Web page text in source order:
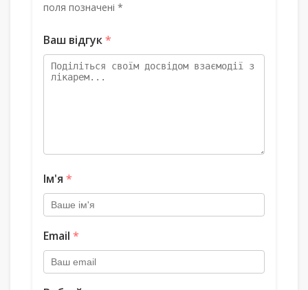
поля позначені *
Ваш відгук*
Ім'я *
Email *